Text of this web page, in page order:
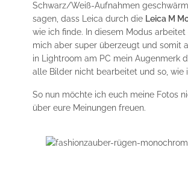
Schwarz/Weiß-Aufnahmen
sagen, dass Leica durch die Leica M
wie ich finde. In diesem Modus
mich aber super überzeugt und somit
in Lightroom am PC mein Augenmerk
alle Bilder nicht bearbeitet und so, wie
So nun möchte ich euch meine Fotos
über eure Meinungen freuen.